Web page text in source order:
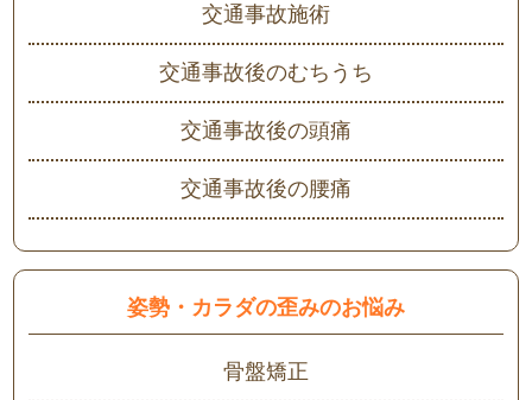
交通事故施術
交通事故後のむちうち
交通事故後の頭痛
交通事故後の腰痛
姿勢・カラダの歪みのお悩み
骨盤矯正